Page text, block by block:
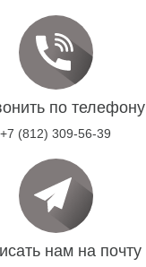
по телефону
+7 (812) 309-56-39
нам на почту